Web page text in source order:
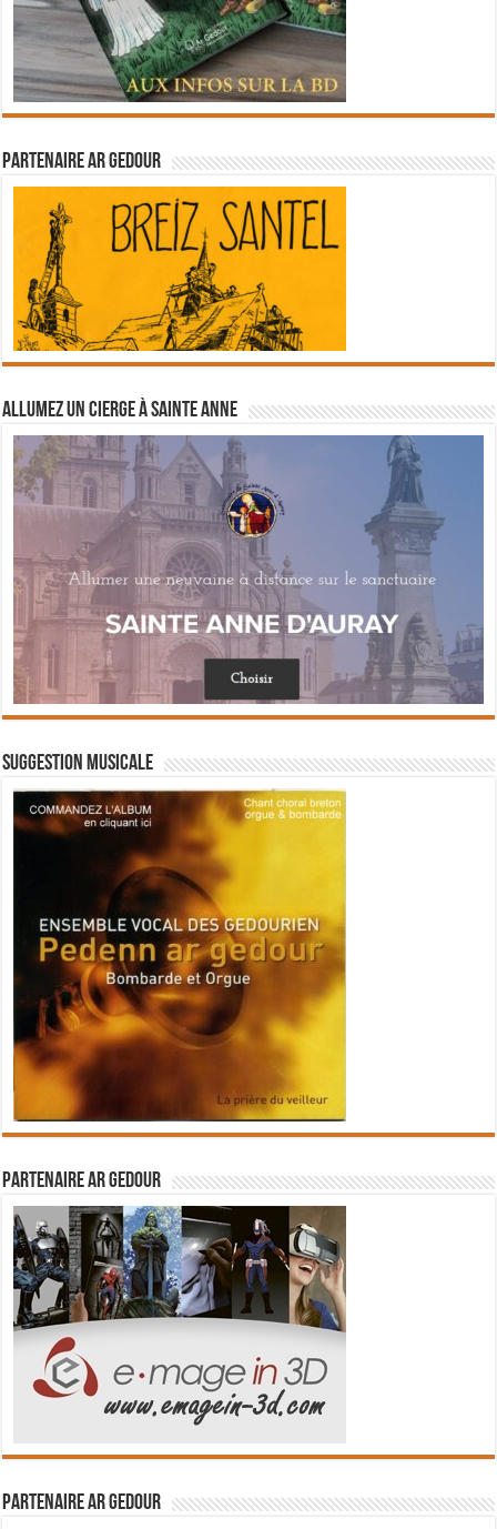
Partenaire Ar Gedour
Allumez un cierge à Sainte Anne
Suggestion musicale
Partenaire Ar Gedour
Partenaire Ar Gedour